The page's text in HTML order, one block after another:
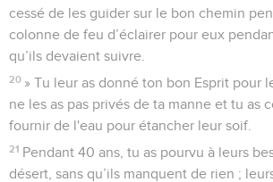
cessé de les guider sur le bon chemin
colonne de feu d’éclairer pour eux
qu’ils devaient suivre.
20 » Tu leur as donné ton bon Esprit pour
ne les as pas privés de ta manne et tu as
fournir de l'eau pour étancher leur soif.
21 Pendant 40 ans, tu as pourvu à leurs
désert, sans qu’ils manquent de rien ;